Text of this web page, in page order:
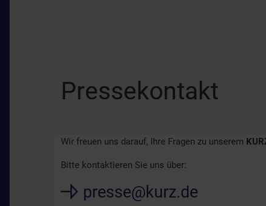
Pressekontakt
Wir freuen uns darauf, Ihre Fragen zu unserem
Bitte kontaktieren Sie uns über:
presse@kurz.de